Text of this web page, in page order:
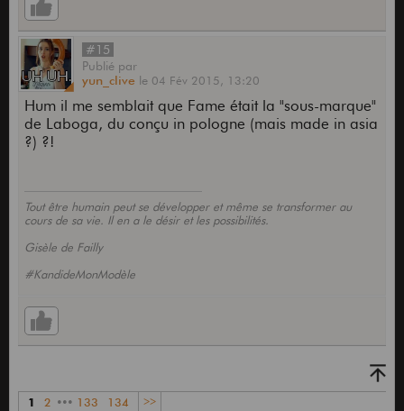
#15
Publié par
yun_clive le 04 Fév 2015, 13:20
Hum il me semblait que Fame était la "sous-marque"
de Laboga, du conçu in pologne (mais made in asia
?) ?!
Tout être humain peut se développer et même se transformer au
cours de sa vie. Il en a le désir et les possibilités.
Gisèle de Failly
#KandideMonModèle
1 2 ••• 133 134 >>